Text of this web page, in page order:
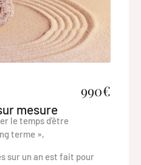
990€
mesure
le temps d’être
terme »,
sur un an est fait pour